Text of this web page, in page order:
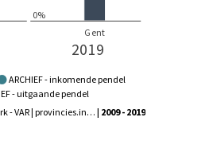
ARCHIEF - inkomende pendel
- uitgaande pendel
Bron: Steunpunt Werk - VAR | provincies.incijfers.be | 2009 - 2019